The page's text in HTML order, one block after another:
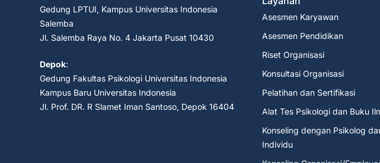
Gedung LPTUI, Kampus Universitas Indonesia
Salemba
Jl. Salemba Raya No. 4 Jakarta Pusat 10430
Depok:
Gedung Fakultas Psikologi Universitas Indonesia
Kampus Baru Universitas Indonesia
Jl. Prof. DR. R Slamet Iman Santoso, Depok 16404
Asesmen Karyawan
Asesmen Pendidikan
Riset Organisasi
Konsultasi Organisasi
Pelatihan dan Sertifikasi
Alat Tes Psikologi dan Buku
Konseling dengan Psikolog
Individu